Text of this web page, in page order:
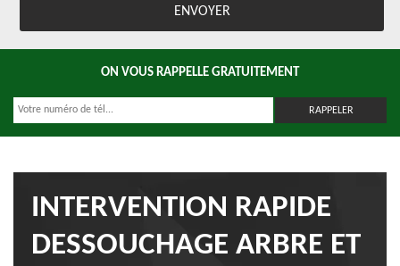
ON VOUS RAPPELLE GRATUITEMENT
INTERVENTION RAPIDE
DESSOUCHAGE ARBRE ET